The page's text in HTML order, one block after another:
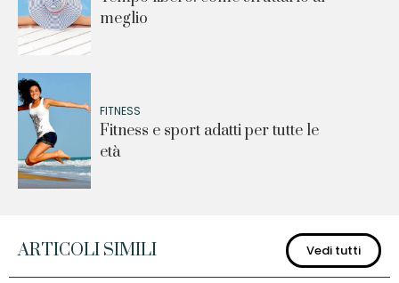
meglio
FITNESS
Fitness e sport adatti per tutte le
età
ARTICOLI SIMILI Vedi tutti